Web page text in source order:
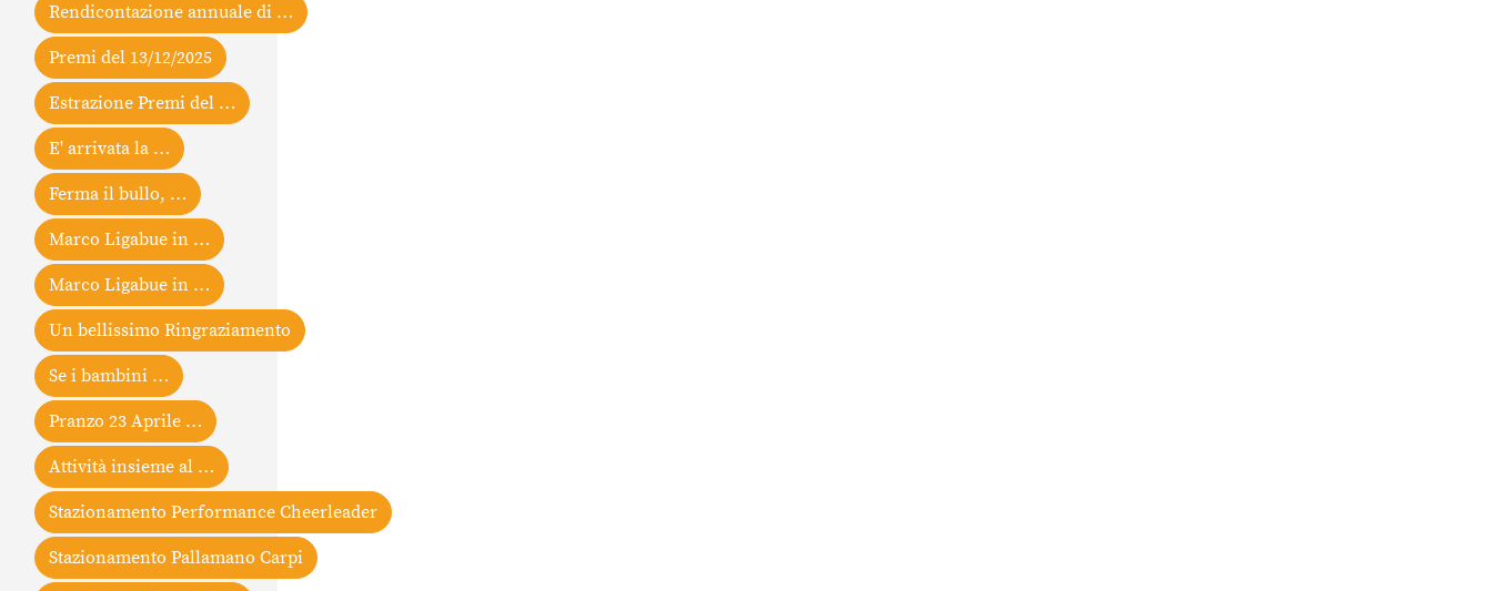
Rendicontazione annuale di …
Premi del 13/12/2025
Estrazione Premi del …
E' arrivata la …
Ferma il bullo, …
Marco Ligabue in …
Marco Ligabue in …
Un bellissimo Ringraziamento
Se i bambini …
Pranzo 23 Aprile …
Attività insieme al …
Stazionamento Performance Cheerleader
Stazionamento Pallamano Carpi